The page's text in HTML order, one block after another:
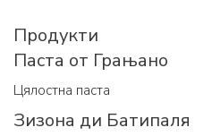
Продукти
Паста от Грањано
Цялостна паста
Зизона ди Батипаля